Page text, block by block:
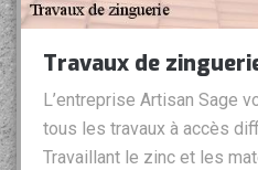
Travaux de
L’entreprise Artisan Sage
tous les travaux à accès
Travaillant le zinc et les